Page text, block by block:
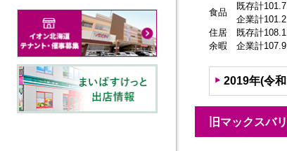
食品
既存計101.7
企業計101.2
住居
余暇
既存計108.1
企業計107.9
2019年(令
旧マックスバ